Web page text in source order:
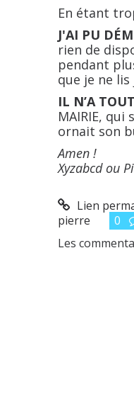
En étant
J'AI PU
rien de
pendant
que je ne
IL N’A
MAIRIE, qui
ornait son
Amen !
Xyzabcd ou
Lien
pierre
0
Les